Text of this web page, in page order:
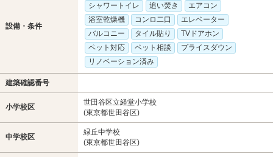
設備・条件
シャワートイレ
追い焚き
エアコン
浴室乾燥機
コンロ二口
エレベーター
バルコニー
タイル貼り
TVドアホン
ペット対応
ペット相談
プライスダウン
リノベーション済み
建築確認番号
小学校区
世田谷区立経堂小学校
(東京都世田谷区)
中学校区
緑丘中学校
(東京都世田谷区)